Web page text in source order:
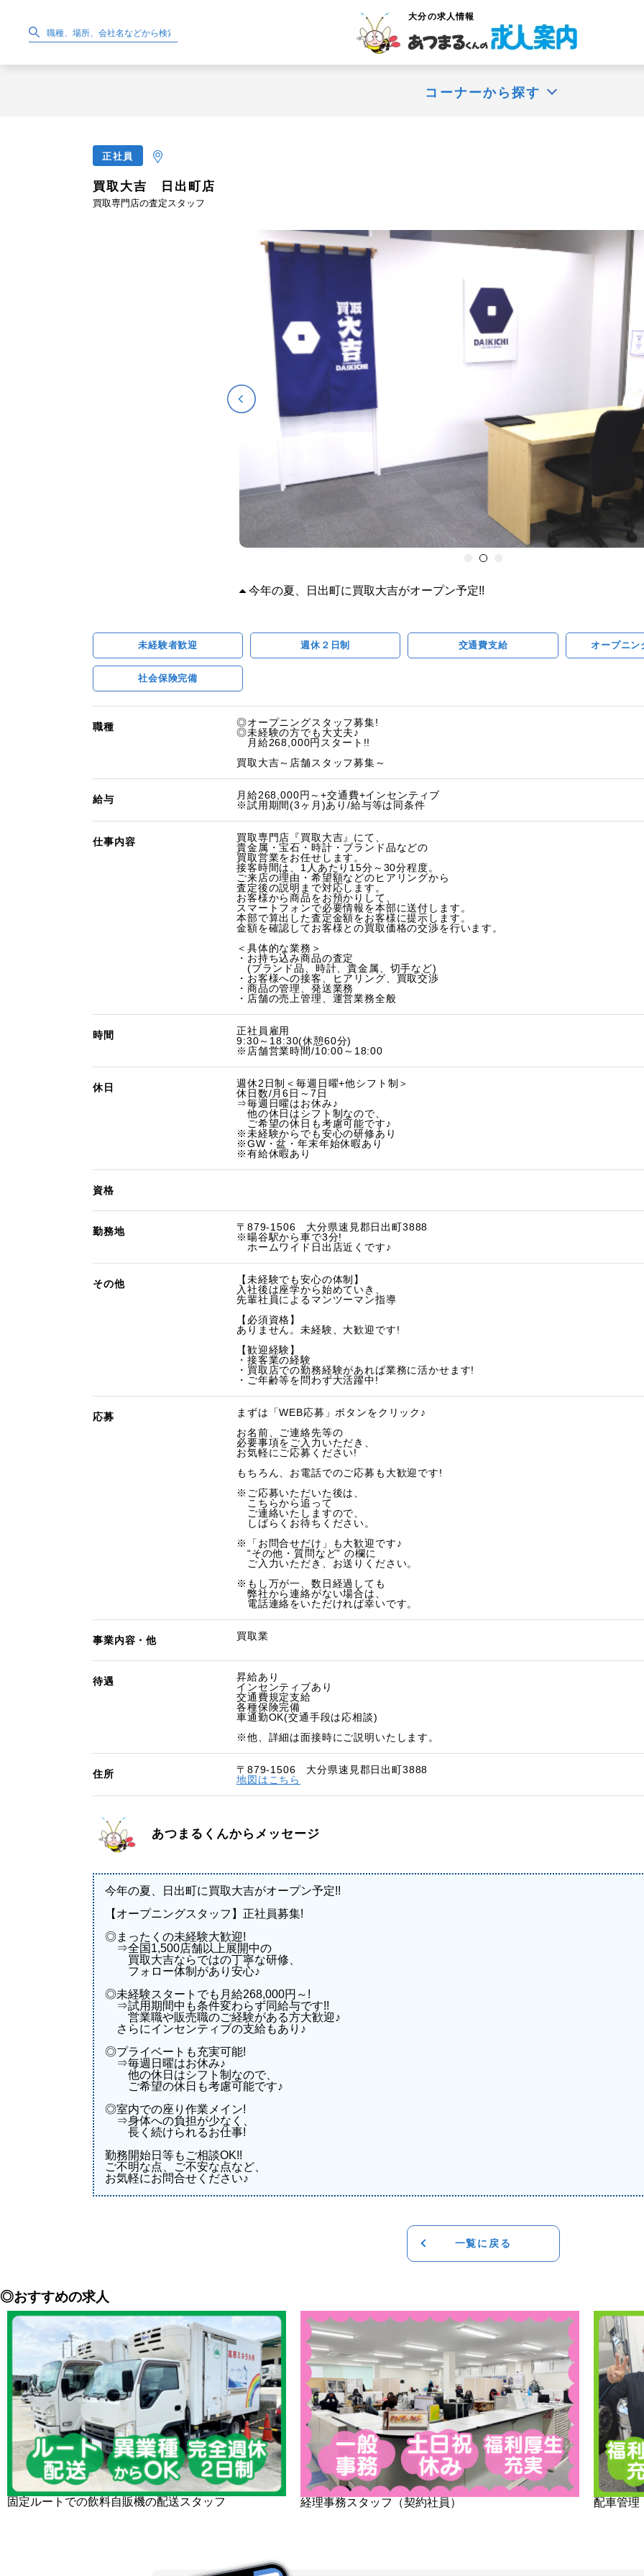
大分の求人情報
コーナーから探す
正社員
買取大吉 日出町店
買取専門店の査定スタッフ
今年の夏、日出町に買取大吉がオープン予定!!
未経験者歓迎 週休２日制 交通費支給 オープニン
社会保険完備
職種
◎オープニングスタッフ募集!
◎未経験の方でも大丈夫♪
月給268,000円スタート!!
買取大吉～店舗スタッフ募集～
給与
月給268,000円～+交通費+インセンティブ
※試用期間(3ヶ月)あり/給与等は同条件
仕事内容
買取専門店『買取大吉』にて、
貴金属・宝石・時計・ブランド品などの
買取営業をお任せします。
接客時間は、1人あたり15分～30分程度。
ご来店の理由・希望額などのヒアリングから
査定後の説明まで対応します。
お客様から商品をお預かりして、
スマートフォンで必要情報を本部に送付します。
本部で算出した査定金額をお客様に提示します。
金額を確認してお客様との買取価格の交渉を行います。
＜具体的な業務＞
・お持ち込み商品の査定
(ブランド品、時計、貴金属、切手など)
・お客様への接客、ヒアリング、買取交渉
・商品の管理、発送業務
・店舗の売上管理、運営業務全般
時間
正社員雇用
9:30～18:30(休憩60分)
※店舗営業時間/10:00～18:00
休日
週休2日制＜毎週日曜+他シフト制＞
休日数/月6日～7日
⇒毎週日曜はお休み♪
他の休日はシフト制なので、
ご希望の休日も考慮可能です♪
※未経験からでも安心の研修あり
※GW・盆・年末年始休暇あり
※有給休暇あり
資格
勤務地
〒879-1506 大分県速見郡日出町3888
※暘谷駅から車で3分!
ホームワイド日出店近くです♪
その他
【未経験でも安心の体制】
入社後は座学から始めていき、
先輩社員によるマンツーマン指導
【必須資格】
ありません。未経験、大歓迎です!
【歓迎経験】
・接客業の経験
・買取店での勤務経験があれば業務に活かせます!
・ご年齢等を問わず大活躍中!
応募
まずは「WEB応募」ボタンをクリック♪
お名前、ご連絡先等の
必要事項をご入力いただき、
お気軽にご応募ください!
もちろん、お電話でのご応募も大歓迎です!
※ご応募いただいた後は、
こちらから追って
ご連絡いたしますので、
しばらくお待ちください。
※「お問合せだけ」も大歓迎です♪
“その他・質問など” の欄に
ご入力いただき、お送りください。
※もし万が一、数日経過しても
弊社から連絡がない場合は、
電話連絡をいただければ幸いです。
事業内容・他 買取業
待遇
昇給あり
インセンティブあり
交通費規定支給
各種保険完備
車通勤OK(交通手段は応相談)
※他、詳細は面接時にご説明いたします。
住所
〒879-1506 大分県速見郡日出町3888
地図はこちら
あつまるくんからメッセージ
今年の夏、日出町に買取大吉がオープン予定!!
【オープニングスタッフ】正社員募集!
◎まったくの未経験大歓迎!
⇒全国1,500店舗以上展開中の
買取大吉ならではの丁寧な研修、
フォロー体制があり安心♪
◎未経験スタートでも月給268,000円～!
⇒試用期間中も条件変わらず同給与です!!
営業職や販売職のご経験がある方大歓迎♪
さらにインセンティブの支給もあり♪
◎プライベートも充実可能!
⇒毎週日曜はお休み♪
他の休日はシフト制なので、
ご希望の休日も考慮可能です♪
◎室内での座り作業メイン!
⇒身体への負担が少なく、
長く続けられるお仕事!
勤務開始日等もご相談OK!!
ご不明な点、ご不安な点など、
お気軽にお問合せください♪
一覧に戻る
◎おすすめの求人
固定ルートでの飲料自販機の配送スタッフ 経理事務スタッフ（契約社員） 配車管理